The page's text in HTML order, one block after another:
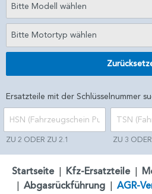
Bitte Modell wählen
Bitte Motortyp wählen
Ersatzteile mit der Schlüsselnummer
ZU 2 ODER ZU 2.1 ZU 3
Startseite | Kfz-Ersatzteile |
| Abgasrückführung | AGR-